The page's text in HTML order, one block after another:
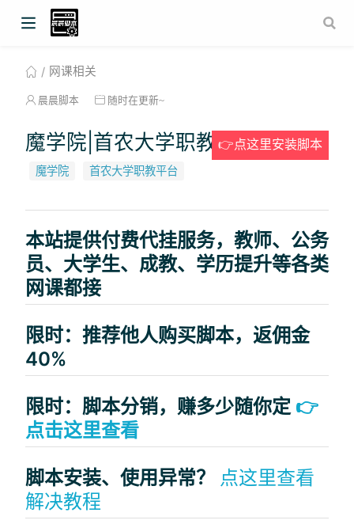
网课相关
晨晨脚本 随时在更新~
魔学院|首农大学职教平台👉点这里安装脚本
魔学院 首农大学职教平台
本站提供付费代挂服务，教师、公务
员、大学生、成教、学历提升等各类
网课都接
限时：推荐他人购买脚本，返佣金
40%
限时：脚本分销，赚多少随你定 👉
点击这里查看
脚本安装、使用异常？ 点这里查看
解决教程